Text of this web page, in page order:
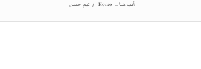
أنت هنا .. Home
/ تيم حسن